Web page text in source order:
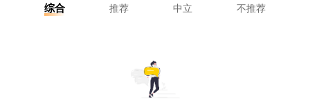
综合 推荐 中立 不推荐